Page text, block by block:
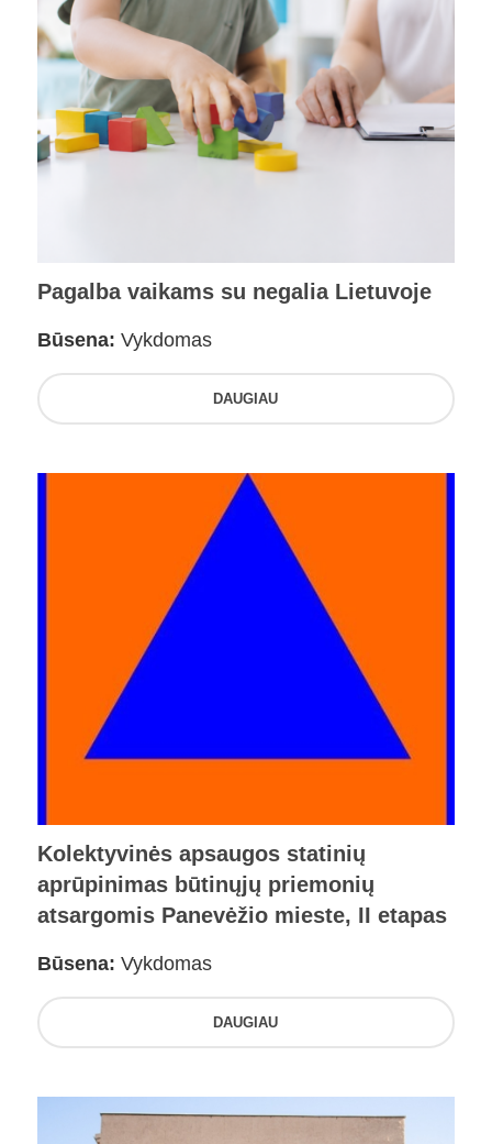
Pagalba vaikams su negalia Lietuvoje
Būsena: Vykdomas
DAUGIAU
Kolektyvinės apsaugos statinių
aprūpinimas būtinųjų priemonių
atsargomis Panevėžio mieste, II etapas
Būsena: Vykdomas
DAUGIAU